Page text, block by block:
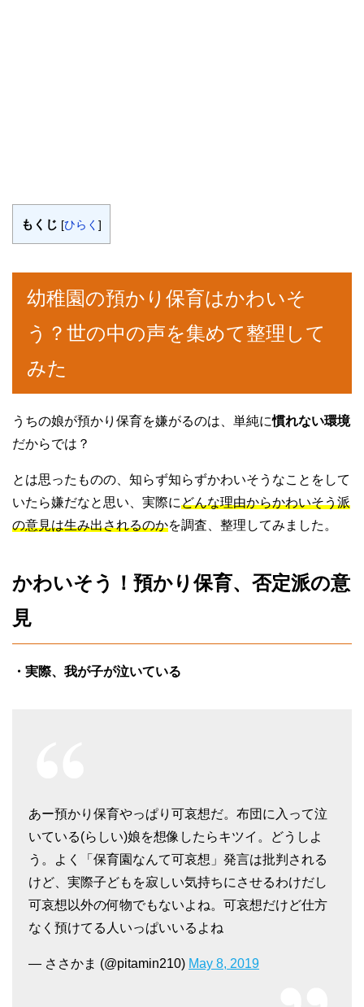
もくじ [ひらく ]
幼稚園の預かり保育はかわいそ
う？世の中の声を集めて整理して
みた
うちの娘が預かり保育を嫌がるのは、単純に慣れない環境
だからでは？
とは思ったものの、知らず知らずかわいそうなことをして
いたら嫌だなと思い、実際にどんな理由からかわいそう派
の意見は生み出されるのかを調査、整理してみました。
かわいそう！預かり保育、否定派の意
見
・実際、我が子が泣いている
あー預かり保育やっぱり可哀想だ。布団に入って泣
いている(らしい)娘を想像したらキツイ。どうしよ
う。よく「保育園なんて可哀想」発言は批判される
けど、実際子どもを寂しい気持ちにさせるわけだし
可哀想以外の何物でもないよね。可哀想だけど仕方
なく預けてる人いっぱいいるよね
— ささかま (@pitamin210) May 8, 2019